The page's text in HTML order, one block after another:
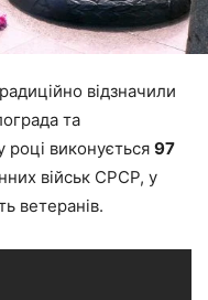
відзначили
та
виконується 97
військ СРСР, у
ветеранів.